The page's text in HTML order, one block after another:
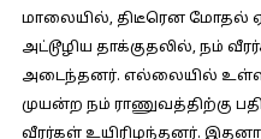
மாலையில், திடீரென மோதல்
அட்டூழிய தாக்குதலில், நம்
அடைந்தனர். எல்லையில்
முயன்ற நம் ராணுவத்திற்கு
வீரர்கள் உயிரிழந்தனர்.